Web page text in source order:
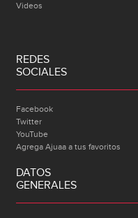
Videos
REDES
SOCIALES
Facebook
Twitter
YouTube
Agrega Ajuaa a tus favoritos
DATOS
GENERALES